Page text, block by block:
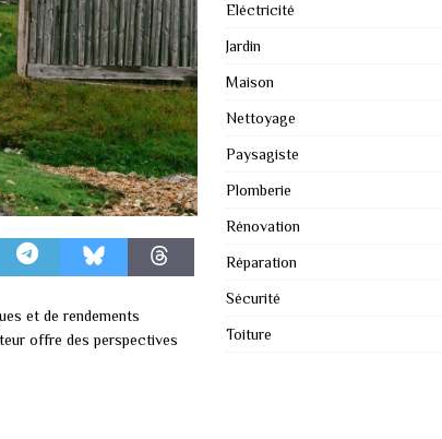
et de rendements
offre des perspectives
Eléctricité
Jardin
Maison
Nettoyage
Paysagiste
Plomberie
Rénovation
Réparation
Sécurité
Toiture